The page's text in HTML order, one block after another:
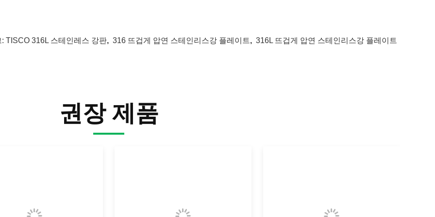
: TISCO 316L 스테인레스 강판, 316 뜨겁게 압연 스테인리스강 플레이트, 316L 뜨겁게 압연 스테인리스강 플레이트
권장 제품